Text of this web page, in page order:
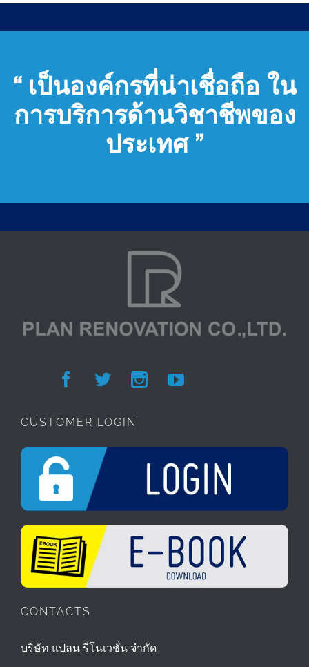
“ เป็นองค์กรที่น่าเชื่อถือ ใน
การบริการด้านวิชาชีพของ
ประเทศ ”
   
CUSTOMER LOGIN
CONTACTS
บริษัท แปลน รีโนเวชั่น จำกัด